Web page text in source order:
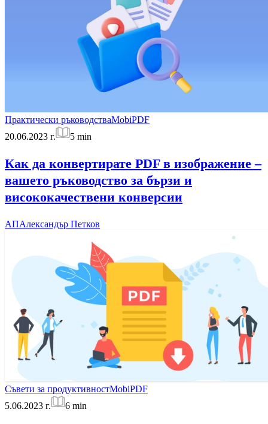
Практически ръководстваMobiPDF
20.06.2023 г.
5 min
Как да конвертирате PDF в изображение –
вашето ръководство за бързи и
висококачествени конверсии
АПАлександър Петков
Съвети за продуктивностMobiPDF
5.06.2023 г.
6 min